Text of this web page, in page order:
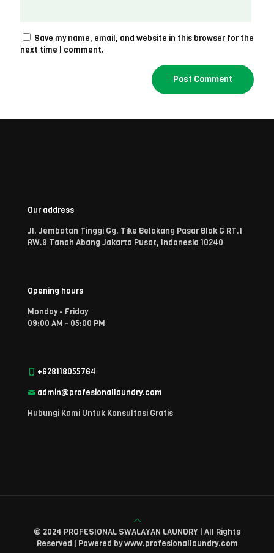
Save my name, email, and website in this browser for the
next time I comment.
Our address
Jl. Jembatan Tinggi Gg. Tike Belakang Pasar Blok G RT.1
RW.9 Tanah Abang Jakarta Pusat, Indonesia 10240
Opening hours
Monday - Friday
09:00 AM - 05:00 PM
+628118055764
admin@profesionallaundry.com
Hubungi Kami Untuk Konsultasi Gratis
© 2024 PROFESIONAL SWALAYAN LAUNDRY | All Rights
Reserved | Powered by www.profesionallaundry.com